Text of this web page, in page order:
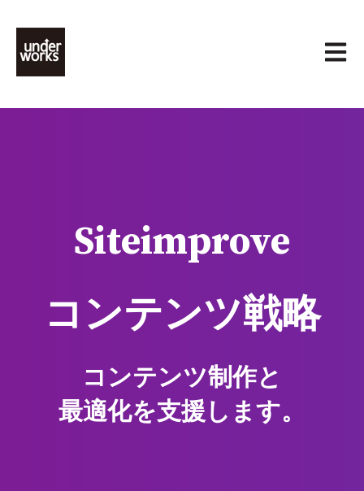
メイ
Siteimprove
コンテンツ戦略
コンテンツ制作と
最適化を支援します。